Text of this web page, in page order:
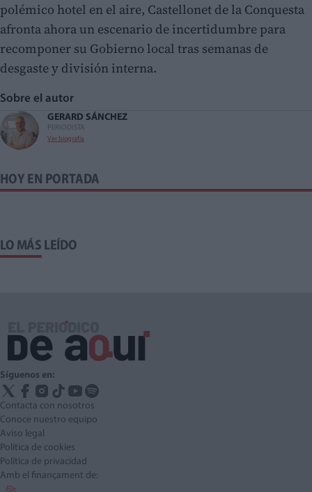
polémico hotel en el aire, Castellonet de la Conquesta
afronta ahora un escenario de incertidumbre para
recomponer su Gobierno local tras semanas de
desgaste y división interna.
Sobre el autor
GERARD SÁNCHEZ
PERIODISTA
Ver biografía
HOY EN PORTADA
LO MÁS LEÍDO
Síguenos en:
Contacta con nosotros
Conoce nuestro equipo
Aviso legal
Política de cookies
Política de privacidad
Amb el finançament de: